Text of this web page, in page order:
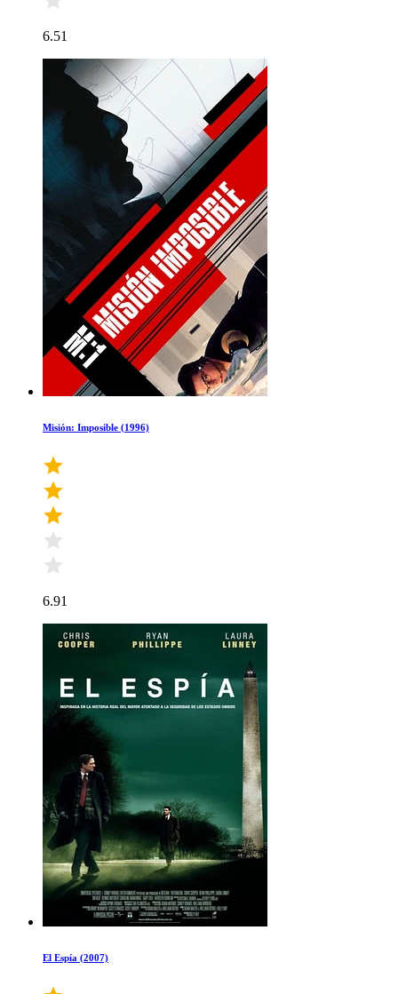
6.51
Misión: Imposible (1996)
6.91
El Espía (2007)